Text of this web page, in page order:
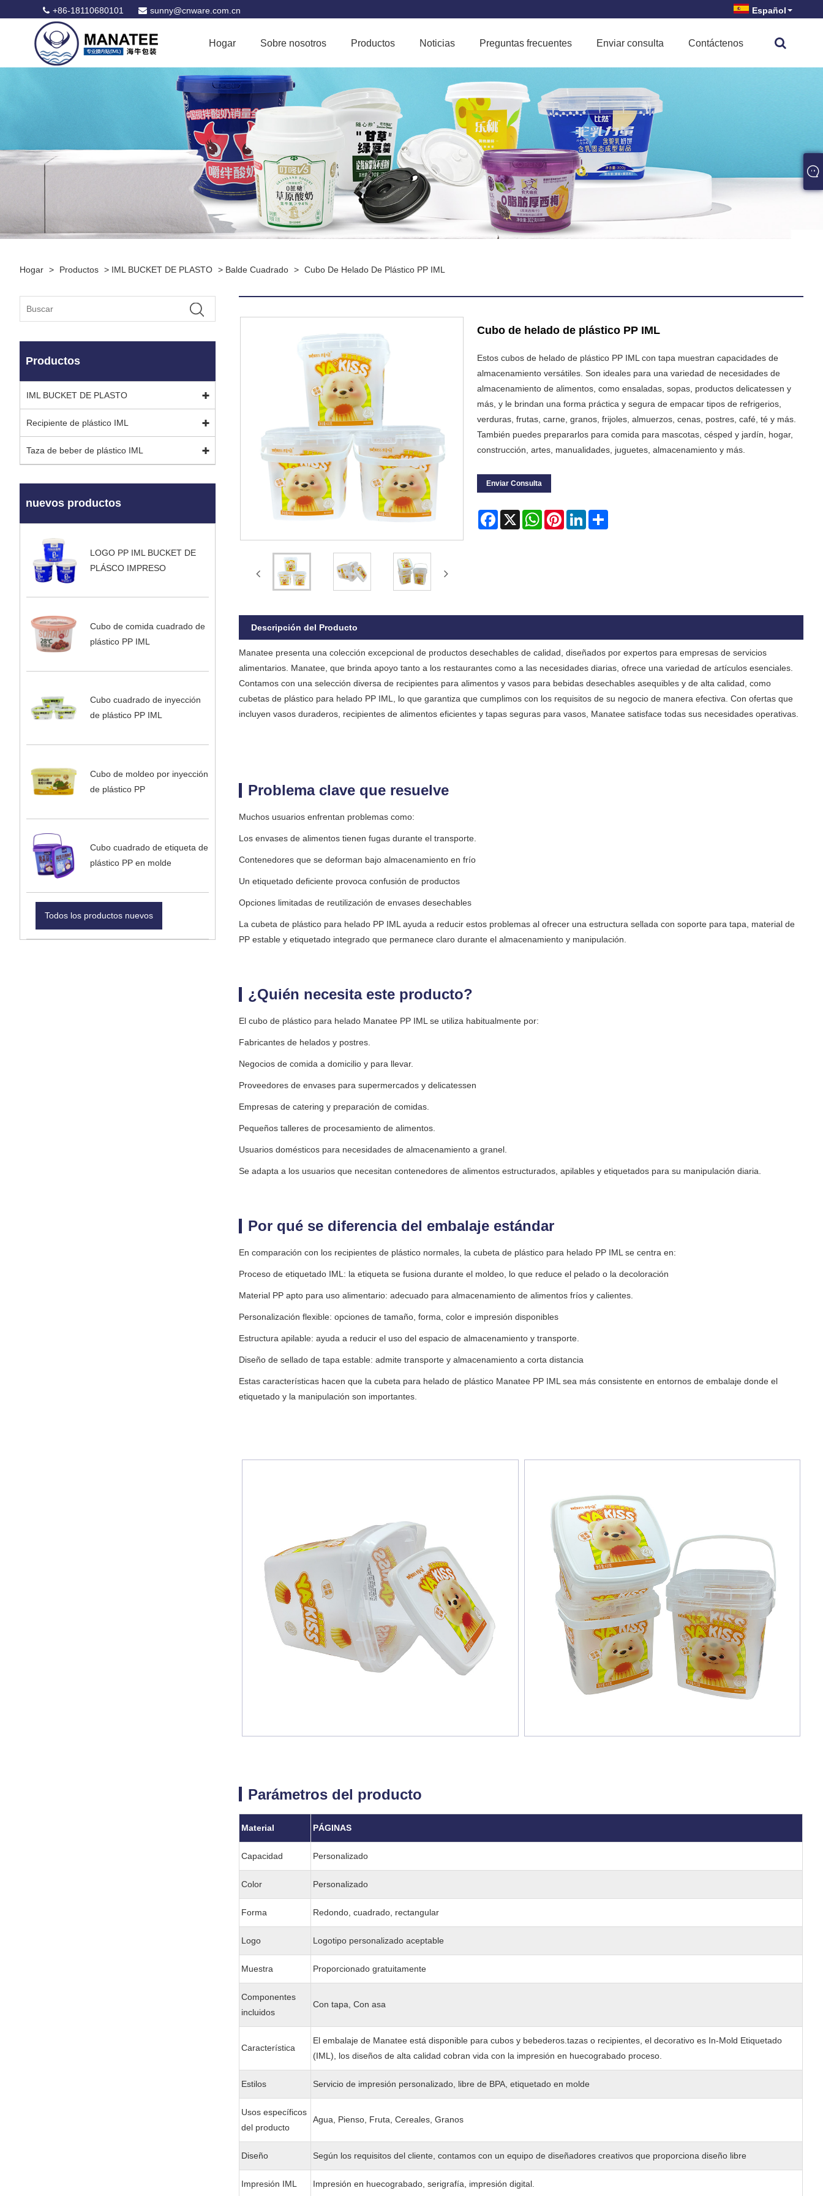
+86-18110680101 sunny@cnware.com.cn Español
Hogar Sobre nosotros Productos Noticias Preguntas frecuentes Enviar consulta Contáctenos
Hogar > Productos > IML BUCKET DE PLASTO > Balde Cuadrado > Cubo De Helado De Plástico PP IML
Productos
IML BUCKET DE PLASTO
Recipiente de plástico IML
Taza de beber de plástico IML
nuevos productos
LOGO PP IML BUCKET DE
PLÁSCO IMPRESO
Cubo de comida cuadrado de
plástico PP IML
Cubo cuadrado de inyección
de plástico PP IML
Cubo de moldeo por inyección
de plástico PP
Cubo cuadrado de etiqueta de
plástico PP en molde
Todos los productos nuevos
Cubo de helado de plástico PP IML
Estos cubos de helado de plástico PP IML con tapa muestran capacidades de
almacenamiento versátiles. Son ideales para una variedad de necesidades de
almacenamiento de alimentos, como ensaladas, sopas, productos delicatessen y
más, y le brindan una forma práctica y segura de empacar tipos de refrigerios,
verduras, frutas, carne, granos, frijoles, almuerzos, cenas, postres, café, té y más.
También puedes prepararlos para comida para mascotas, césped y jardín, hogar,
construcción, artes, manualidades, juguetes, almacenamiento y más.
Enviar Consulta
Facebook
X WhatsAppPinterestLinkedIn
Descripción del Producto
Manatee presenta una colección excepcional de productos desechables de calidad, diseñados por expertos para empresas de servicios
alimentarios. Manatee, que brinda apoyo tanto a los restaurantes como a las necesidades diarias, ofrece una variedad de artículos esenciales.
Contamos con una selección diversa de recipientes para alimentos y vasos para bebidas desechables asequibles y de alta calidad, como
cubetas de plástico para helado PP IML, lo que garantiza que cumplimos con los requisitos de su negocio de manera efectiva. Con ofertas que
incluyen vasos duraderos, recipientes de alimentos eficientes y tapas seguras para vasos, Manatee satisface todas sus necesidades operativas.
Problema clave que resuelve
Muchos usuarios enfrentan problemas como:
Los envases de alimentos tienen fugas durante el transporte.
Contenedores que se deforman bajo almacenamiento en frío
Un etiquetado deficiente provoca confusión de productos
Opciones limitadas de reutilización de envases desechables
La cubeta de plástico para helado PP IML ayuda a reducir estos problemas al ofrecer una estructura sellada con soporte para tapa, material de
PP estable y etiquetado integrado que permanece claro durante el almacenamiento y manipulación.
¿Quién necesita este producto?
El cubo de plástico para helado Manatee PP IML se utiliza habitualmente por:
Fabricantes de helados y postres.
Negocios de comida a domicilio y para llevar.
Proveedores de envases para supermercados y delicatessen
Empresas de catering y preparación de comidas.
Pequeños talleres de procesamiento de alimentos.
Usuarios domésticos para necesidades de almacenamiento a granel.
Se adapta a los usuarios que necesitan contenedores de alimentos estructurados, apilables y etiquetados para su manipulación diaria.
Por qué se diferencia del embalaje estándar
En comparación con los recipientes de plástico normales, la cubeta de plástico para helado PP IML se centra en:
Proceso de etiquetado IML: la etiqueta se fusiona durante el moldeo, lo que reduce el pelado o la decoloración
Material PP apto para uso alimentario: adecuado para almacenamiento de alimentos fríos y calientes.
Personalización flexible: opciones de tamaño, forma, color e impresión disponibles
Estructura apilable: ayuda a reducir el uso del espacio de almacenamiento y transporte.
Diseño de sellado de tapa estable: admite transporte y almacenamiento a corta distancia
Estas características hacen que la cubeta para helado de plástico Manatee PP IML sea más consistente en entornos de embalaje donde el
etiquetado y la manipulación son importantes.
Parámetros del producto
Material PÁGINAS
Capacidad Personalizado
Color Personalizado
Forma Redondo, cuadrado, rectangular
Logo Logotipo personalizado aceptable
Muestra Proporcionado gratuitamente
Componentes
incluidos
Con tapa, Con asa
Característica
El embalaje de Manatee está disponible para cubos y bebederos.tazas o recipientes, el decorativo es In-Mold Etiquetado
(IML), los diseños de alta calidad cobran vida con la impresión en huecograbado proceso.
Estilos Servicio de impresión personalizado, libre de BPA, etiquetado en molde
Usos específicos
del producto
Agua, Pienso, Fruta, Cereales, Granos
Diseño Según los requisitos del cliente, contamos con un equipo de diseñadores creativos que proporciona diseño libre
Impresión IML Impresión en huecograbado, serigrafía, impresión digital.